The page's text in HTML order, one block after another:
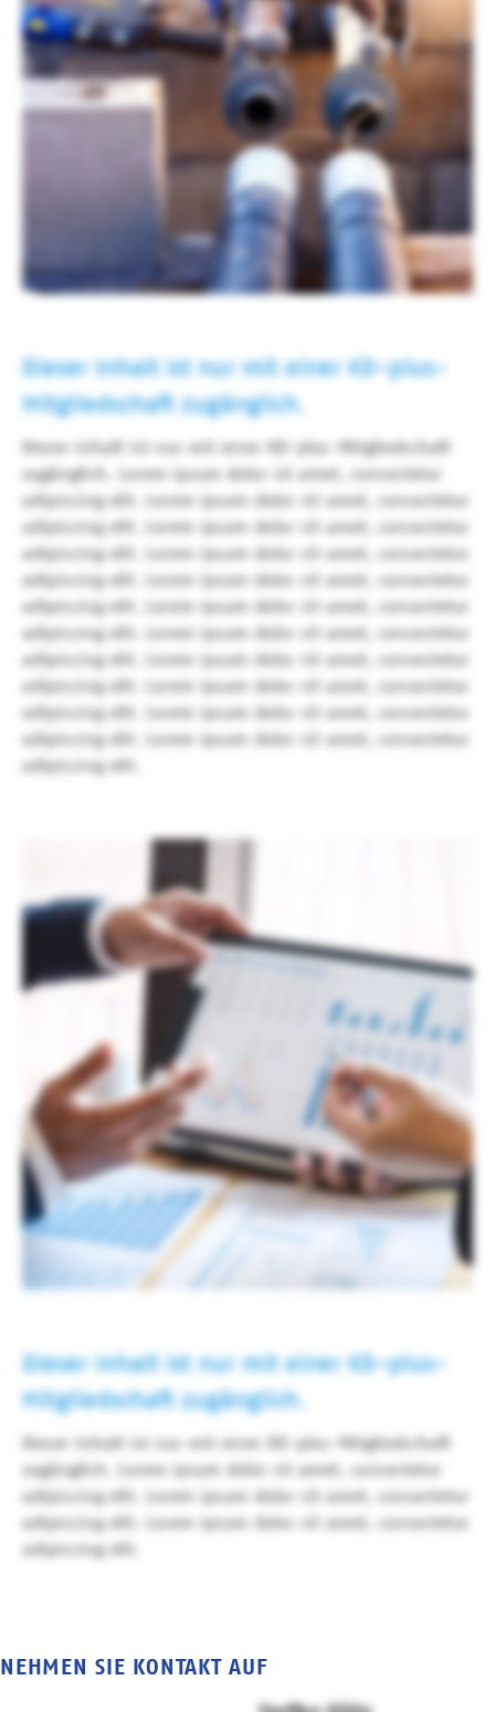
Dieser Inhalt ist nur mit einer KD-plus-
Mitgliedschaft zugänglich.
Dieser Inhalt ist nur mit einer KD-plus-Mitgliedschaft
zugänglich. Lorem ipsum dolor sit amet, consectetur
adipiscing elit. Lorem ipsum dolor sit amet, consectetur
adipiscing elit. Lorem ipsum dolor sit amet, consectetur
adipiscing elit. Lorem ipsum dolor sit amet, consectetur
adipiscing elit. Lorem ipsum dolor sit amet, consectetur
adipiscing elit. Lorem ipsum dolor sit amet, consectetur
adipiscing elit. Lorem ipsum dolor sit amet, consectetur
adipiscing elit. Lorem ipsum dolor sit amet, consectetur
adipiscing elit. Lorem ipsum dolor sit amet, consectetur
adipiscing elit. Lorem ipsum dolor sit amet, consectetur
adipiscing elit. Lorem ipsum dolor sit amet, consectetur
adipiscing elit.
Dieser Inhalt ist nur mit einer KD-plus-
Mitgliedschaft zugänglich.
Dieser Inhalt ist nur mit einer KD-plus-Mitgliedschaft
zugänglich. Lorem ipsum dolor sit amet, consectetur
adipiscing elit. Lorem ipsum dolor sit amet, consectetur
adipiscing elit. Lorem ipsum dolor sit amet, consectetur
adipiscing elit.
NEHMEN SIE KONTAKT AUF